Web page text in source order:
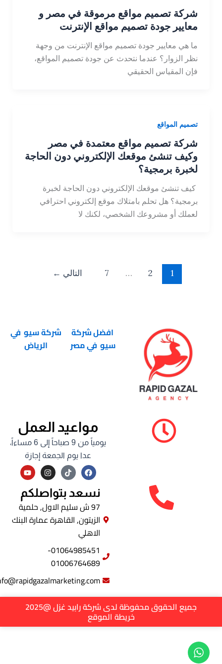
شركة تصميم مواقع مرموقة في مصر و
معايير جودة تصميم مواقع الإنترنت
ما هي معايير جودة تصميم مواقع الإنترنت من وجهة
نظر الزوار؟ عندما نتحدث عن جودة تصميم المواقع،
فإن المقياس الحقيقي
تصميم المواقع
شركة تصميم مواقع معتمدة في مصر
وكيف تنشئ موقعك الإلكتروني دون الحاجة
لخبرة برمجية؟
كيف تنشئ موقعك الإلكتروني دون الحاجة لخبرة
برمجية؟ هل تحلم بامتلاك موقع إلكتروني احترافي
لعملك أو مشروعك الشخصي، لكنك لا
… التالي ←
افضل شركة
سيو في مصر
شركة سيو في
الرياض
مواعيد العمل
يومياً من 9 صباحاً إلى 6 مساءاً،
عدا يوم الجمعة إجازة
F
a
c
e
b
o
o
k
I
n
s
t
a
g
r
a
Y
o
u
t
u
b
e
نسعد بتواصلكم
97 ش سليم الاول, حلمية
الزيتون, القاهرة عمارة البنك
الاهلي
01064985451-
01006764689
info@rapidgazalmarketing.com
جميع الحقوق محفوظة لدى شركة رابيد غزل @2025
خريطة الموقع